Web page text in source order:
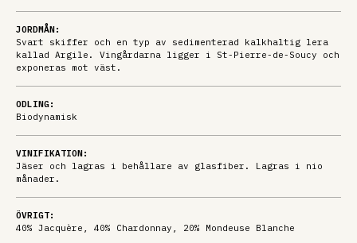
JORDMÅN:
Svart skiffer och en typ av sedimenterad kalkhaltig lera
kallad Argile. Vingårdarna ligger i St-Pierre-de-Soucy och
exponeras mot väst.
ODLING:
Biodynamisk
VINIFIKATION:
Jäser och lagras i behållare av glasfiber. Lagras i nio
månader.
ÖVRIGT:
40% Jacquère, 40% Chardonnay, 20% Mondeuse Blanche